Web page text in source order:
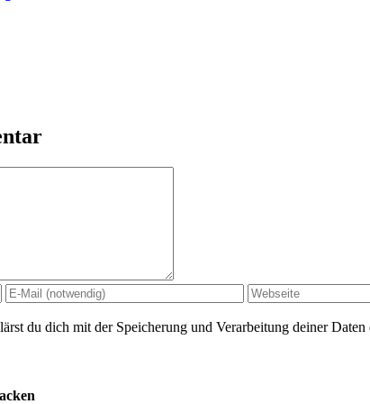
du dich mit der Speicherung und Verarbeitung deiner